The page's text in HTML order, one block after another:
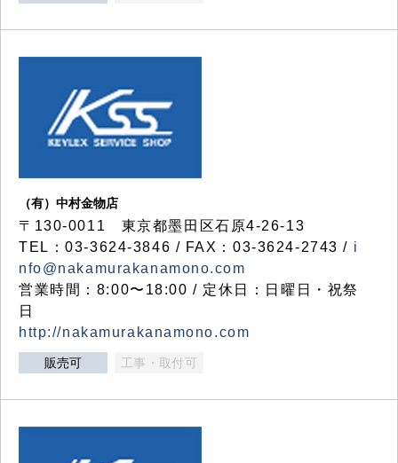
（有）中村金物店
〒130-0011 東京都墨田区石原4-26-13
TEL：03-3624-3846 / FAX：03-3624-2743 / i
nfo@nakamurakanamono.com
営業時間：8:00〜18:00 / 定休日：日曜日・祝祭
日
http://nakamurakanamono.com
販売可 工事・取付可